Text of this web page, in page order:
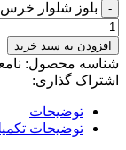
بلوز شلوار خرس و
افزودن به سبد خرید
شناسه محصول:
اشتراک گذاری:
توضیحات
توضیحات